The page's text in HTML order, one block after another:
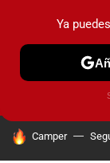
PRUEBAS
HOY SE HABLA
Camper
Ya